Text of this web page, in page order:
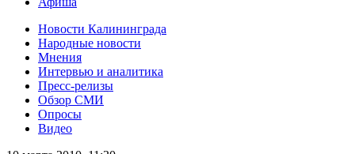
Новости Калининграда
Народные новости
Мнения
Интервью и аналитика
Пресс-релизы
Обзор СМИ
Опросы
Видео